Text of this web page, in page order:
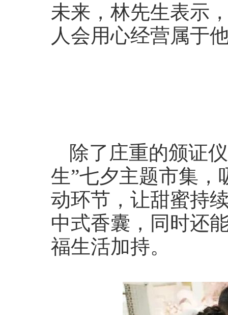
未来，林先生表示
人会用心经营属于
除了庄重的颁证
生”七夕主题市集
动环节，让甜蜜持
中式香囊，同时还
福生活加持。